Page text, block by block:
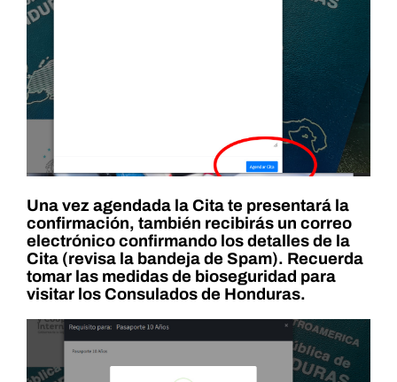
Una vez agendada la Cita te presentará la
confirmación, también recibirás un correo
electrónico confirmando los detalles de la
Cita (revisa la bandeja de Spam). Recuerda
tomar las medidas de bioseguridad para
visitar los Consulados de Honduras.